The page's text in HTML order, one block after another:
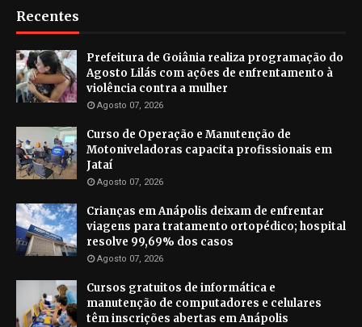
Recentes
Prefeitura de Goiânia realiza programação do
Agosto Lilás com ações de enfrentamento à
violência contra a mulher
Agosto 07, 2026
Curso de Operação e Manutenção de
Motoniveladoras capacita profissionais em
Jataí
Agosto 07, 2026
Crianças em Anápolis deixam de enfrentar
viagens para tratamento ortopédico; hospital
resolve 99,69% dos casos
Agosto 07, 2026
Cursos gratuitos de informática e
manutenção de computadores e celulares
têm inscrições abertas em Anápolis